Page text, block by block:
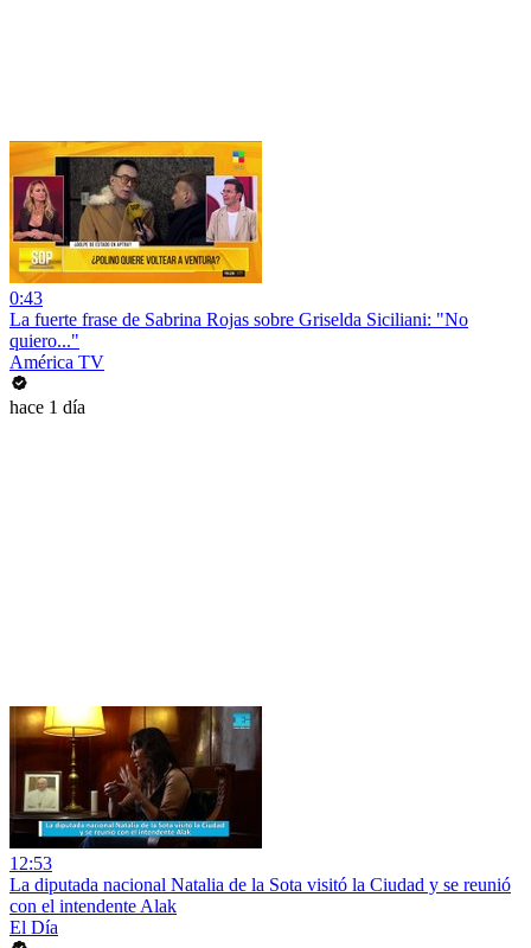
0:43
La fuerte frase de Sabrina Rojas sobre Griselda Siciliani: "No
quiero..."
América TV
hace 1 día
12:53
La diputada nacional Natalia de la Sota visitó la Ciudad y se reunió
con el intendente Alak
El Día